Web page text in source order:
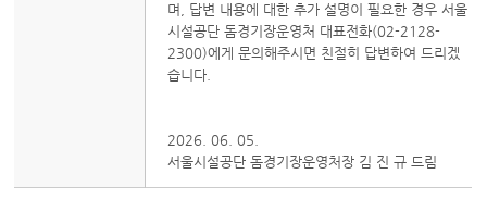
며, 답변 내용에 대한 추가 설명이 필요한 경우 서울
시설공단 돔경기장운영처 대표전화(02-2128-
2300)에게 문의해주시면 친절히 답변하여 드리겠
습니다.
2026. 06. 05.
서울시설공단 돔경기장운영처장 김 진 규 드림